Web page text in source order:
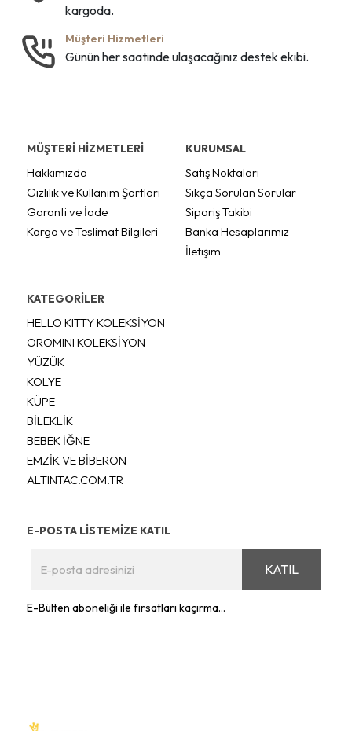
kargoda.
Müşteri Hizmetleri
Günün her saatinde ulaşacağınız destek ekibi.
MÜŞTERİ HİZMETLERİ
Hakkımızda
Gizlilik ve Kullanım Şartları
Garanti ve İade
Kargo ve Teslimat Bilgileri
KURUMSAL
Satış Noktaları
Sıkça Sorulan Sorular
Sipariş Takibi
Banka Hesaplarımız
İletişim
KATEGORİLER
HELLO KITTY KOLEKSİYON
OROMINI KOLEKSİYON
YÜZÜK
KOLYE
KÜPE
BİLEKLİK
BEBEK İĞNE
EMZİK VE BİBERON
ALTINTAC.COM.TR
E-POSTA LİSTEMİZE KATIL
KATIL
E-Bülten aboneliği ile fırsatları kaçırma...